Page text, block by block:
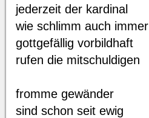
jederzeit der kardinal
wie schlimm auch immer
gottgefällig vorbildhaft
rufen die mitschuldigen
fromme gewänder
sind schon seit ewig